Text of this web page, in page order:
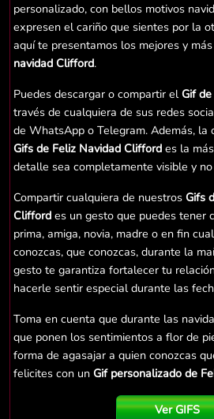
personalizado, con bellos motivos
expresen el cariño que sientes por la
aquí te presentamos los mejores y
navidad Clifford.
Puedes descargar o compartir elGif
través de cualquiera de sus redes
de WhatsApp o Telegram. Además, la
Gifs de Feliz Navidad Clifford es la
detalle sea completamente visible y
Compartir cualquiera de nuestros Gifs
Clifford es un gesto que puedes tener
prima, amiga, novia, madre o en fin
conozcas, que conozcas, durante la
gesto te garantiza fortalecer tu
hacerle sentir especial durante las
Toma en cuenta que durante las
que ponen los sentimientos a flor de
forma de agasajar a quien conozcas
felicites con un Gif personalizado de
Ver GIFS